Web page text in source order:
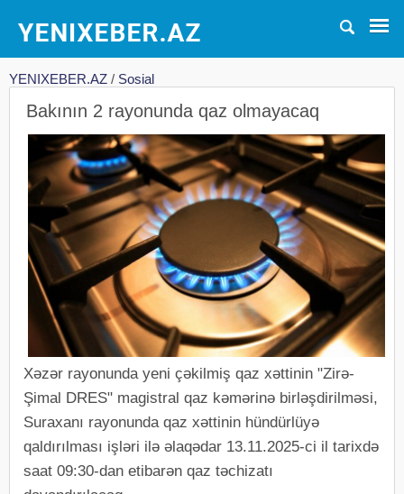
YENIXEBER.AZ / Sosial
Bakının 2 rayonunda qaz olmayacaq
Xəzər rayonunda yeni çəkilmiş qaz xəttinin "Zirə-
Şimal DRES" magistral qaz kəmərinə birləşdirilməsi,
Suraxanı rayonunda qaz xəttinin hündürlüyə
qaldırılması işləri ilə əlaqədar 13.11.2025-ci il tarixdə
saat 09:30-dan etibarən qaz təchizatı